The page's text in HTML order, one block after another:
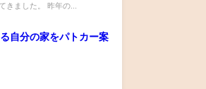
きました。 昨年の...
自分の家をパトカー案